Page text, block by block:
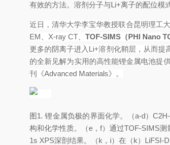
有效的方法。溶剂分子与Li+离子的配位模
近日，清华大学李宝华教授联合昆明理工
EM
X-ray CT 、TOF-SIMS （PHI Nano
更多的阴离子进入 Li+溶剂化鞘层，从而提
的全新见解为实用的高性能锂金属电池提
刊《Advanced Materials》。
图1.锂金属负极的界面化学。（a-d）C2H-
构和化学性质。（e ，f）通过TOF-SIMS测
1s XPS深剖结果。（k ， i）在（k） LiFSI-